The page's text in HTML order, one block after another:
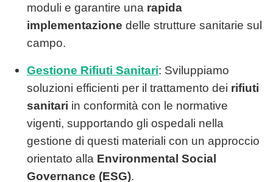
moduli e garantire una rapida
implementazione delle strutture sanitarie sul
campo.
Gestione Rifiuti Sanitari: Sviluppiamo
soluzioni efficienti per il trattamento dei rifiuti
sanitari in conformità con le normative
vigenti, supportando gli ospedali nella
gestione di questi materiali con un approccio
orientato alla Environmental Social
Governance (ESG).